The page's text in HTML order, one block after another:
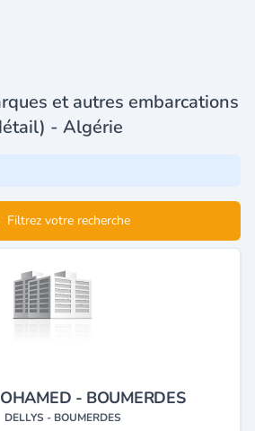
et autres embarcations
- Algérie
Filtrez votre recherche
- BOUMERDES
DELLYS - BOUMERDES